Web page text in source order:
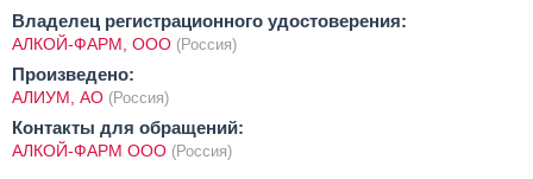
Владелец регистрационного удостоверения:
АЛКОЙ-ФАРМ, ООО (Россия)
Произведено:
АЛИУМ, АО (Россия)
Контакты для обращений:
АЛКОЙ-ФАРМ ООО (Россия)